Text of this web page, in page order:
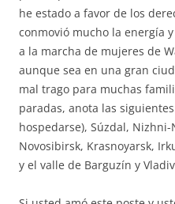
he estado a favor de los
conmovió mucho la energía
a la marcha de mujeres de
aunque sea en una gran
mal trago para muchas
paradas, anota las
hospedarse), Súzdal,
Novosibirsk, Krasnoyarsk,
y el valle de Barguzín y